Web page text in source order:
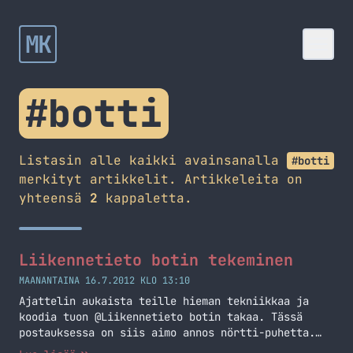
MK
#botti
Listasin alle kaikki avainsanalla #botti
merkityt artikkelit. Artikkeleita on
yhteensä 2 kappaletta.
Liikennetieto botin tekeminen
MAANANTAINA 16.7.2012 KLO 13:10
Ajattelin aukaista teille hieman tekniikkaa ja
koodia tuon @Liikennetieto botin takaa. Tässä
postauksessa on siis aimo annos nörtti-puhetta.
Käytetyt tekniikat Liikennetieto botin takana on